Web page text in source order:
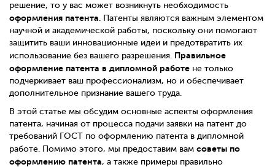
решение, то у вас может возникнуть необходимость
оформления патента. Патенты являются важным элементом
научной и академической работы, поскольку они помогают
защитить ваши инновационные идеи и предотвратить их
использование без вашего разрешения. Правильное
оформление патента в дипломной работе не только
подчеркивает ваш профессионализм, но и обеспечивает
дополнительное признание вашего труда.
В этой статье мы обсудим основные аспекты оформления
патента, начиная от процесса подачи заявки на патент до
требований ГОСТ по оформлению патента в дипломной
работе. Помимо этого, мы предоставим вам советы по
оформлению патента, а также примеры правильно